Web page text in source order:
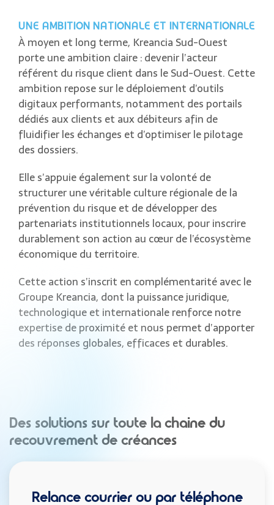
UNE AMBITION NATIONALE ET INTERNATIONALE
À moyen et long terme, Kreancia Sud-Ouest
porte une ambition claire : devenir l’acteur
référent du risque client dans le Sud-Ouest. Cette
ambition repose sur le déploiement d’outils
digitaux performants, notamment des portails
dédiés aux clients et aux débiteurs afin de
fluidifier les échanges et d’optimiser le pilotage
des dossiers.
Elle s’appuie également sur la volonté de
structurer une véritable culture régionale de la
prévention du risque et de développer des
partenariats institutionnels locaux, pour inscrire
durablement son action au cœur de l’écosystème
économique du territoire.
Cette action s’inscrit en complémentarité avec le
Groupe Kreancia, dont la puissance juridique,
technologique et internationale renforce notre
expertise de proximité et nous permet d’apporter
des réponses globales, efficaces et durables.
Des solutions sur toute la chaine du
recouvrement de créances
Relance courrier ou par téléphone